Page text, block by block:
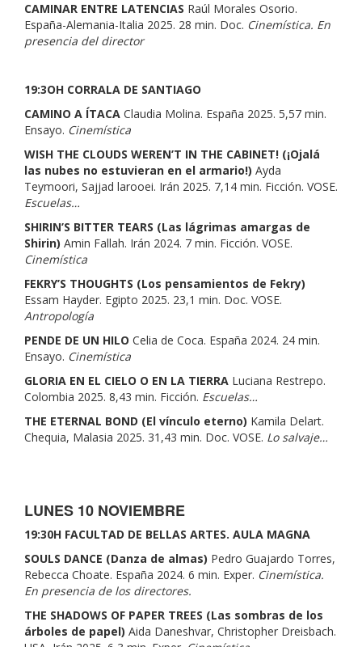
CAMINAR ENTRE LATENCIAS Raúl Morales Osorio.
España-Alemania-Italia 2025. 28 min. Doc. Cinemística. En
presencia del director
19:3OH CORRALA DE SANTIAGO
CAMINO A ÍTACA Claudia Molina. España 2025. 5,57 min.
Ensayo. Cinemística
WISH THE CLOUDS WEREN’T IN THE CABINET! (¡Ojalá
las nubes no estuvieran en el armario!) Ayda
Teymoori, Sajjad larooei. Irán 2025. 7,14 min. Ficción. VOSE.
Escuelas…
SHIRIN’S BITTER TEARS (Las lágrimas amargas de
Shirin) Amin Fallah. Irán 2024. 7 min. Ficción. VOSE.
Cinemística
FEKRY’S THOUGHTS (Los pensamientos de Fekry)
Essam Hayder. Egipto 2025. 23,1 min. Doc. VOSE.
Antropología
PENDE DE UN HILO Celia de Coca. España 2024. 24 min.
Ensayo. Cinemística
GLORIA EN EL CIELO O EN LA TIERRA Luciana Restrepo.
Colombia 2025. 8,43 min. Ficción. Escuelas…
THE ETERNAL BOND (El vínculo eterno) Kamila Delart.
Chequia, Malasia 2025. 31,43 min. Doc. VOSE. Lo salvaje…
LUNES 10 NOVIEMBRE
19:30H FACULTAD DE BELLAS ARTES. AULA MAGNA
SOULS DANCE (Danza de almas) Pedro Guajardo Torres,
Rebecca Choate. España 2024. 6 min. Exper. Cinemística.
En presencia de los directores.
THE SHADOWS OF PAPER TREES (Las sombras de los
árboles de papel) Aida Daneshvar, Christopher Dreisbach.